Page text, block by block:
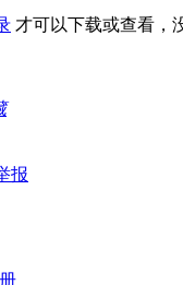
才可以下载或查看，
报